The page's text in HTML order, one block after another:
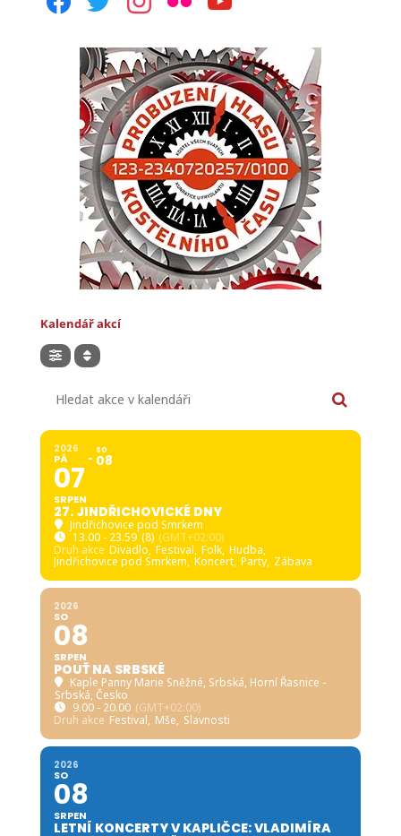
Kalendář akcí
2026
PÁ
07
SRPEN
SO
08
27. JINDŘICHOVICKÉ DNY
Jindřichovice pod Smrkem
13.00 - 23.59 (8) (GMT+02:00)
Druh akce Divadlo, Festival, Folk, Hudba,
Jindřichovice pod Smrkem, Koncert, Party, Zábava
2026
SO
08
SRPEN
POUŤ NA SRBSKÉ
Kaple Panny Marie Sněžné, Srbská, Horní Řasnice -
Srbská, Česko
9.00 - 20.00 (GMT+02:00)
Druh akce Festival, Mše, Slavnosti
2026
SO
08
SRPEN
LETNÍ KONCERTY V KAPLIČCE: VLADIMÍRA